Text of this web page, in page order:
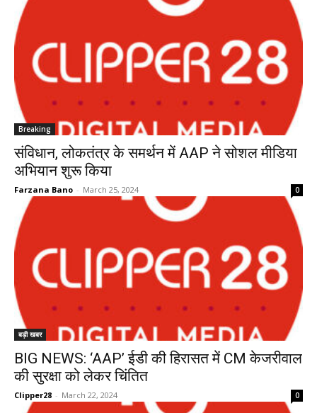
Breaking
संविधान, लोकतंत्र के समर्थन में AAP ने सोशल मीडिया
अभियान शुरू किया
Farzana Bano - March 25, 2024 0
बड़ी खबर
BIG NEWS: ‘AAP’ ईडी की हिरासत में CM केजरीवाल
की सुरक्षा को लेकर चिंतित
Clipper28 - March 22, 2024 0